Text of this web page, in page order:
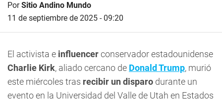
PorSitio Andino Mundo
11 de septiembre de 2025 - 09:20
El activista e influencerconservador estadounidense
Charlie Kirk, aliado cercano de Donald Trump, murió
este miércoles tras recibir un disparo durante un
evento en la Universidad del Valle de Utah en Estados